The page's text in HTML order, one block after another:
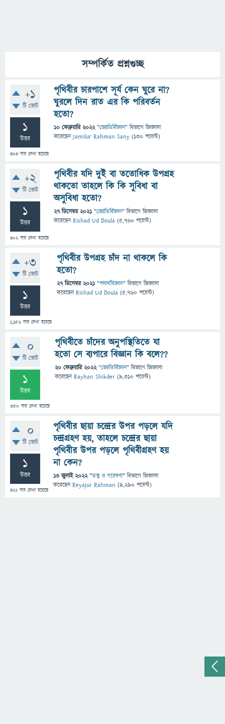
সম্পর্কিত প্রশ্নগুচ্ছ
+1
টি ভোট
1
উত্তর
484 বার দেখা হয়েছে
পৃথিবীর চারপাশে সূর্য কেন ঘুরে না?
ঘুরলে দিন রাত এর কি পরিবর্তন
হতো?
10 ফেব্রুয়ারি 2022 "জ্যোতির্বিজ্ঞান" বিভাগে জিজ্ঞাসা
করেছেনJamilur Rahman Sany (130 পয়েন্ট)
+2
টি ভোট
1
উত্তর
402বার দেখা হয়েছে
পৃথিবীর যদি দুই বা ততোধিক উপগ্রহ
থাকতো তাহলে কি কি সুবিধা বা
অসুবিধা হতো?
27 ডিসেম্বর 2021 "জ্যোতির্বিজ্ঞান" বিভাগে জিজ্ঞাসা
করেছেনRishad Ud Doula (5,760 পয়েন্ট)
+3
টি ভোট
1
উত্তর
1,156 বার দেখা হয়েছে
পৃথিবীর উপগ্রহ চাঁদ না থাকলে কি
হতো?
27 ডিসেম্বর 2021 "পদার্থবিজ্ঞান" বিভাগে জিজ্ঞাসা
করেছেনRishad Ud Doula (5,760 পয়েন্ট)
0
টি ভোট
1
উত্তর
350 বার দেখা হয়েছে
পৃথিবীতে চাঁদের অনুপস্থিতিতে যা
হতো সে ব্যপারে বিজ্ঞান কি বলে??
20 ফেব্রুয়ারি 2022 "জ্যোতির্বিজ্ঞান" বিভাগে জিজ্ঞাসা
করেছেনRayhan Shikder (9,310 পয়েন্ট)
0
টি ভোট
1
উত্তর
422বার দেখা হয়েছে
পৃথিবীর ছায়া চন্দ্রের উপর পড়লে যদি
চন্দ্রগ্রহণ হয়, তাহলে চন্দ্রের ছায়া
পৃথিবীর উপর পড়লে পৃথিবীগ্রহণ হয়
না কেন?
13 জুলাই 2022 "তত্ত্ব ও গবেষণা" বিভাগে জিজ্ঞাসা
করেছেনReyajur Rahman (9,290 পয়েন্ট)